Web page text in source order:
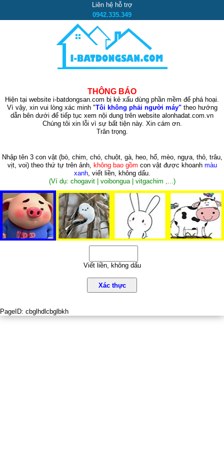
Liên hệ hỗ trợ
0942.335.349
THÔNG BÁO
Hiện tại website i-batdongsan.com bị kẻ xấu dùng phần mềm để phá hoại.
Vì vậy, xin vui lòng xác minh "Tôi không phải người máy"theo hướng
dẫn bên dưới để tiếp tục xem nội dung trên website alonhadat.com.vn
Chúng tôi xin lỗi vì sự bất tiện này. Xin cám ơn.
Trân trọng.
Nhập tên 3 con vật (bò, chim, chó, chuột, gà, heo, hổ, mèo, ngựa, thỏ, trâu,
vịt, voi)theo thứ tự trên ảnh, không bao gồm con vật được khoanh màu
xanh, viết liền, không dấu.
(Ví dụ: chogavit | voibongua | vitgachim ,...)
Viết liền, không dấu
Xác thực
PageID: cbglhdlcbglbkh